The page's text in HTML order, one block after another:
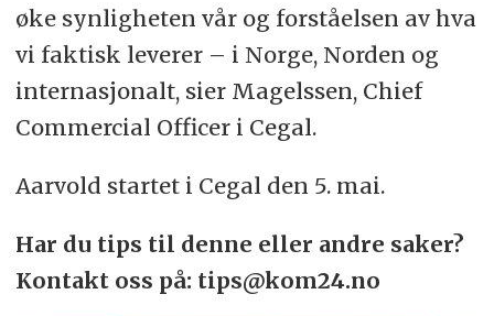
øke synligheten vår og forståelsen av hva
vi faktisk leverer – i Norge, Norden og
internasjonalt, sier Magelssen, Chief
Commercial Officer i Cegal.
Aarvold startet i Cegal den 5. mai.
Har du tips til denne eller andre saker?
Kontakt oss på: tips@kom24.no